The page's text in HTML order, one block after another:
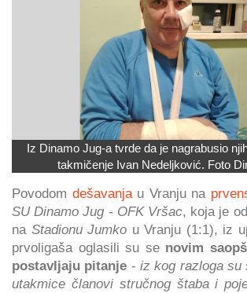
Iz Dinamo Jug-a tvrde da je nagrabusio
takmičenje Ivan Nedeljković. Foto
Povodom dešavanjau Vranju na
SU Dinamo Jug - OFK Vršac, koja je
na Stadionu Jumko u Vranju (1:1), iz
prvoligaša oglasili su senovim
postavljaju pitanje - iz kog razloga su
utakmice članovi stručnog štaba i